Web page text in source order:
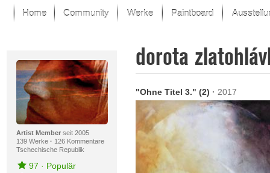
Home Community Werke
Der letzte Monat im Fokus
Alle Fokus-Werke
Fokus-Werke
Neue Werke – Auswahl
Alle neuen Werke
Paintboard
Artist Memberseit 2005
139 Werke · 126 Kommentare
Tschechische Republik
97 · Populär
dorota
"Ohne Titel 3." (2) · 2017